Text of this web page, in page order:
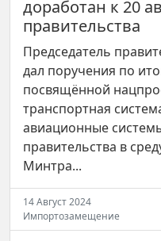
доработан к 20
правительства
Председатель
дал поручения по
посвящённой
транспортная
авиационные
правительства в
Минтра...
14 Август 2024
Импортозамещение